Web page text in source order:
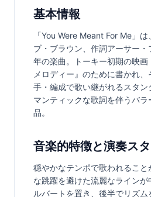
基本情報
「You Were Meant For Me」
ブ・ブラウン、作詞アーサー
年の楽曲。トーキー初期の映画
メロディー』のために書かれ
手・編成で歌い継がれるスタン
マンティックな歌詞を伴うバ
品。
音楽的特徴と演奏ス
穏やかなテンポで歌われること
な跳躍を避けた流麗なライン
ルバートを置き、後半でリズ